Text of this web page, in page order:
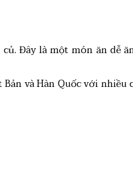
Đây là một món ăn dễ
và Hàn Quốc với nhiều